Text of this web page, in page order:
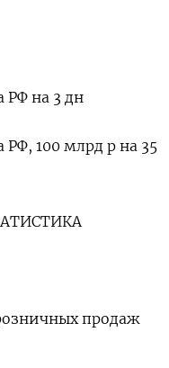
РФ на 3 дн
100 млрд р на 35
продаж